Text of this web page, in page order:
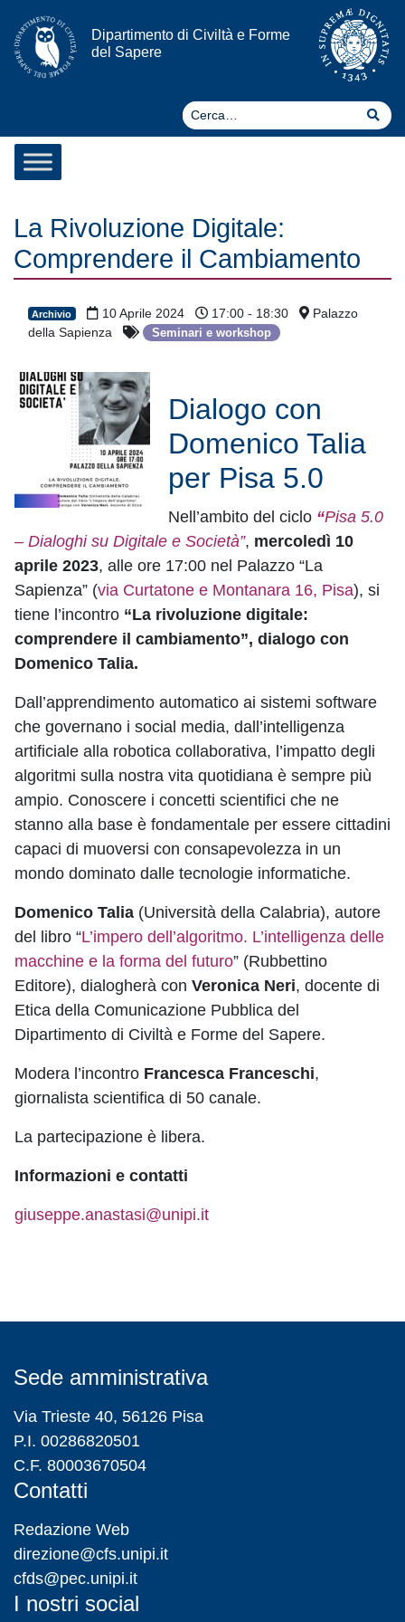
Vai al contenuto
Dipartimento di Civiltà e Forme
del Sapere
La Rivoluzione Digitale:
Comprendere il Cambiamento
Archivio 10 Aprile 2024 17:00 - 18:30
Palazzo
della Sapienza
Seminari e workshop
Dialogo con
Domenico Talia
per Pisa 5.0
Nell’ambito del ciclo “Pisa 5.0
– Dialoghi su Digitale e Società”, mercoledì 10
aprile 2023, alle ore 17:00 nel Palazzo “La
Sapienza” (via Curtatone e Montanara 16, Pisa), si
tiene l’incontro “La rivoluzione digitale:
comprendere il cambiamento”, dialogo con
Domenico Talia.
Dall’apprendimento automatico ai sistemi software
che governano i social media, dall’intelligenza
artificiale alla robotica collaborativa, l’impatto degli
algoritmi sulla nostra vita quotidiana è sempre più
ampio. Conoscere i concetti scientifici che ne
stanno alla base è fondamentale per essere cittadini
capaci di muoversi con consapevolezza in un
mondo dominato dalle tecnologie informatiche.
Domenico Talia (Università della Calabria), autore
del libro “L’impero dell’algoritmo. L’intelligenza delle
macchine e la forma del futuro” (Rubbettino
Editore), dialogherà con Veronica Neri, docente di
Etica della Comunicazione Pubblica del
Dipartimento di Civiltà e Forme del Sapere.
Modera l’incontro Francesca Franceschi,
giornalista scientifica di 50 canale.
La partecipazione è libera.
Informazioni e contatti
giuseppe.anastasi@unipi.it
Sede amministrativa
Via Trieste 40, 56126 Pisa
P.I. 00286820501
C.F. 80003670504
Contatti
Redazione Web
direzione@cfs.unipi.it
cfds@pec.unipi.it
I nostri social